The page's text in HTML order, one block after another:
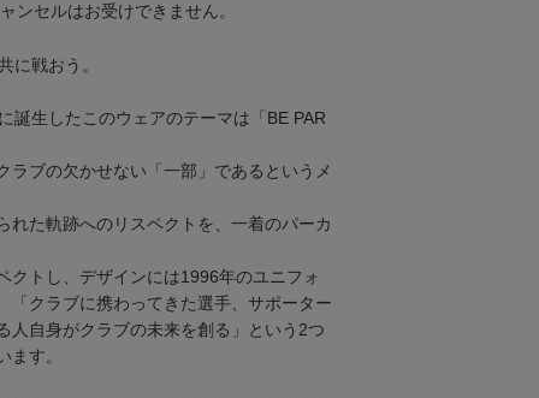
ンセルはお受けできません。
に戦おう。
誕生したこのウェアのテーマは「BE PAR
ラブの欠かせない「一部」であるというメ
れた軌跡へのリスペクトを、一着のパーカ
クトし、デザインには1996年のユニフォ
「クラブに携わってきた選手、サポーター
人自身がクラブの未来を創る」という2つ
ます。